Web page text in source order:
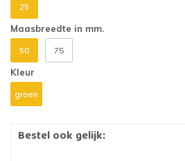
25
Maasbreedte in mm.
50 75
Kleur
groen
Bestel ook gelijk: